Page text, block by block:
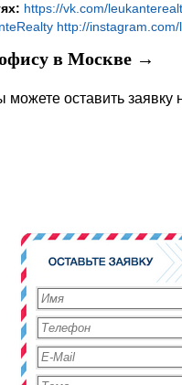
https://vk.com/
http://
в Москве →
можете оставить